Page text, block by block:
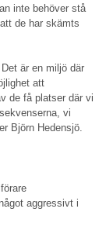
inte behöver stå
de har skämts
är en miljö där
att
de få platser där vi
vi
Björn Hedensjö.
aggressivt i